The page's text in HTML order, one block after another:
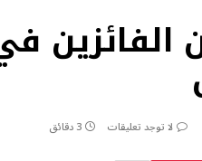
لا توجد تعليقات 3 دقائق